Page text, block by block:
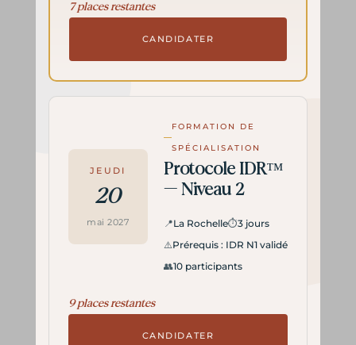
7 places restantes
CANDIDATER
JEUDI
20
mai 2027
FORMATION DE
SPÉCIALISATION
Protocole IDR™
— Niveau 2
📍La Rochelle⏱3 jours
⚠️Prérequis : IDR N1 validé
👥10 participants
9 places restantes
CANDIDATER